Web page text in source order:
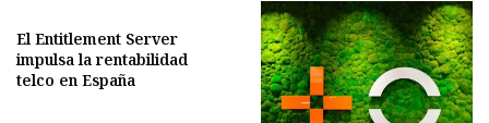
El Entitlement Server
impulsa la rentabilidad
telco en España